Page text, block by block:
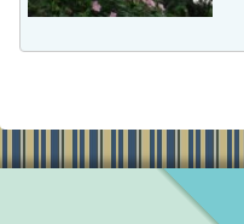
（